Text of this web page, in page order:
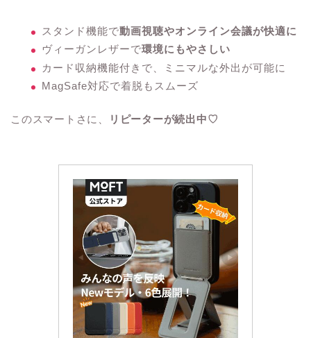
スタンド機能で動画視聴やオンライン会議が快適に
ヴィーガンレザーで環境にもやさしい
カード収納機能付きで、ミニマルな外出が可能に
MagSafe対応で着脱もスムーズ
このスマートさに、 リピーターが続出中♡